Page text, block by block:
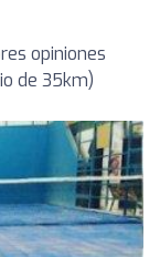
opiniones
de 35km)